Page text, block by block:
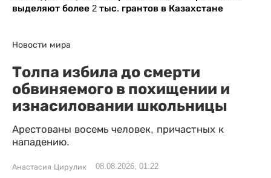
выделяют более 2 тыс. грантов в Казахстане
Новости мира
Толпа избила до смерти
обвиняемого в похищении и
изнасиловании школьницы
Арестованы восемь человек, причастных к
нападению.
Анастасия Цирулик 08.08.2026, 01:22